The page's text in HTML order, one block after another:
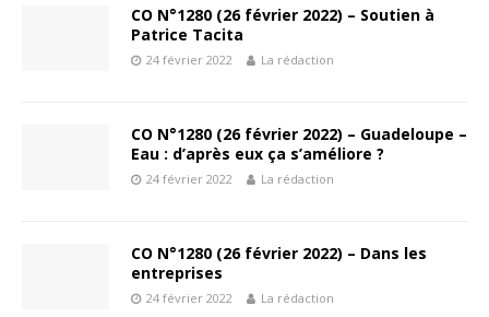
CO N°1280 (26 février 2022) – Soutien à
Patrice Tacita
24 février 2022 La rédaction
CO N°1280 (26 février 2022) – Guadeloupe –
Eau : d’après eux ça s’améliore ?
24 février 2022 La rédaction
CO N°1280 (26 février 2022) – Dans les
entreprises
24 février 2022 La rédaction